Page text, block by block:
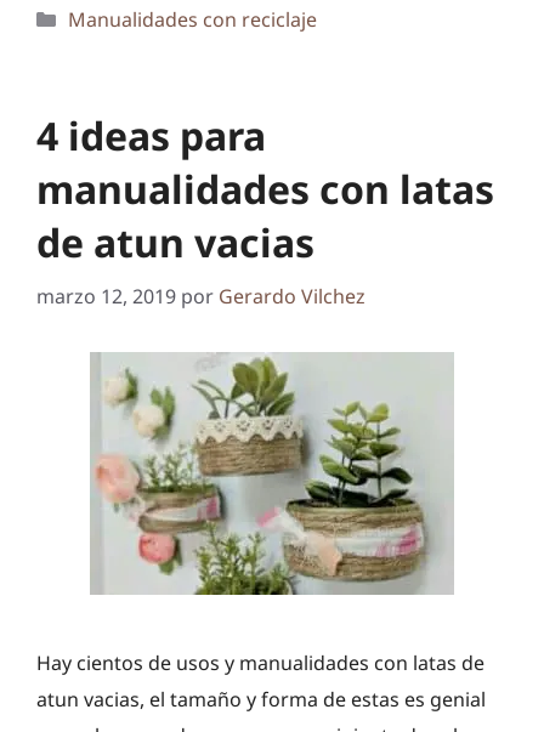
Categorías
Manualidades con reciclaje
4 ideas para
manualidades con latas
de atun vacias
marzo 12, 2019 por Gerardo Vilchez
Hay cientos de usos y manualidades con latas de
atun vacias, el tamaño y forma de estas es genial